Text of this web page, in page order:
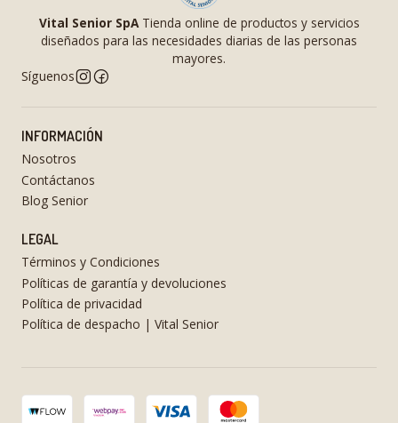
Vital Senior SpATienda online de productos y servicios
diseñados para las necesidades diarias de las personas
mayores.
Síguenos
INFORMACIÓN
Nosotros
Contáctanos
Blog Senior
LEGAL
Términos y Condiciones
Políticas de garantía y devoluciones
Política de privacidad
Política de despacho | Vital Senior